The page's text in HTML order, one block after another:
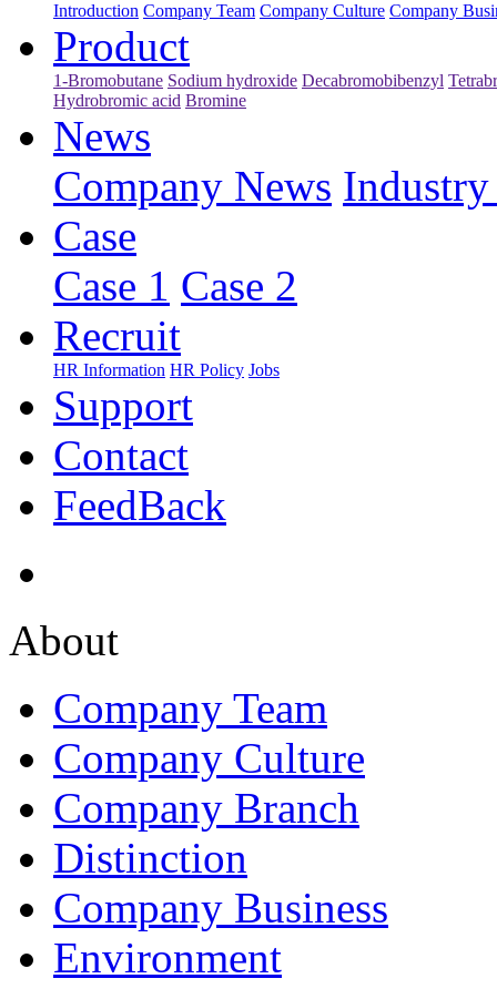
Introduction Company Team Company Culture Company
Product
1-Bromobutane Sodium hydroxide Decabromobibenzyl
Hydrobromic acid Bromine
News
Company News
Case
Case 1 Case 2
Recruit
HR Information HR Policy Jobs
Support
Contact
FeedBack
About
Company Team
Company Culture
Company Branch
Distinction
Company Business
Environment